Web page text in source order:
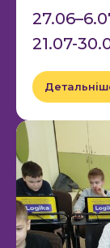
21.07-